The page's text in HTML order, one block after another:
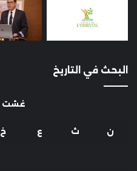
البحث في التاريخ
غشت 2026
ن ث ع خ